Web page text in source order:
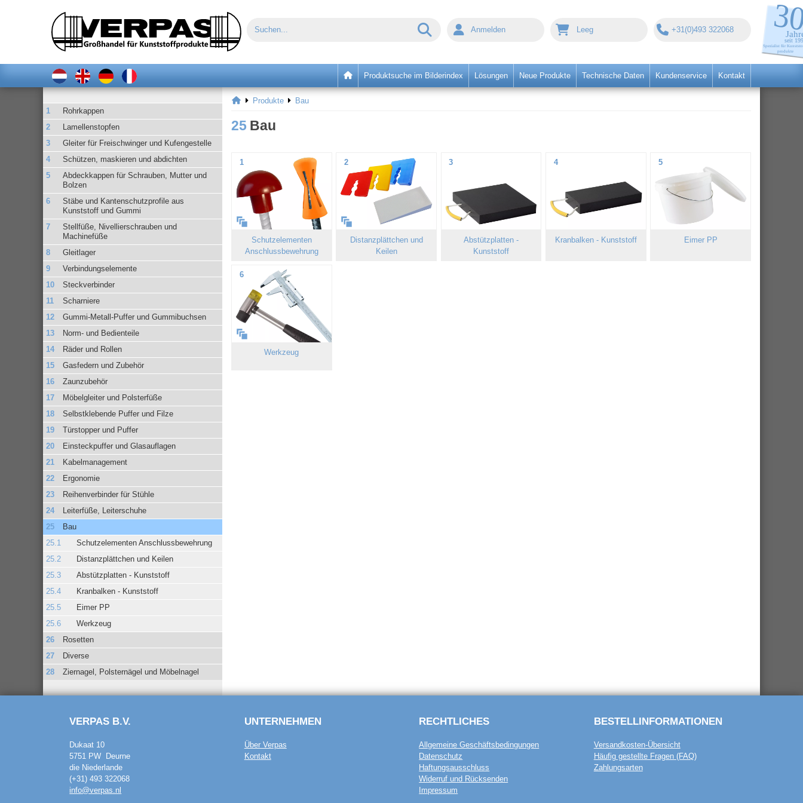
Anmelden Leeg +31(0)493 322068
Produktsuche im Bilderindex Lösungen Neue Produkte Technische Daten Kundenservice Kontakt
Rohrkappen
Lamellenstopfen
Gleiter für Freischwinger und Kufengestelle
Schützen, maskieren und abdichten
Abdeckkappen für Schrauben, Mutter und
Bolzen
Stäbe und Kantenschutzprofile aus
Kunststoff und Gummi
Stellfüße, Nivellierschrauben und
Machinefüße
Gleitlager
Verbindungselemente
Steckverbinder
Scharniere
Gummi-Metall-Puffer und Gummibuchsen
Norm- und Bedienteile
Räder und Rollen
Gasfedern und Zubehör
Zaunzubehör
Möbelgleiter und Polsterfüße
Selbstklebende Puffer und Filze
Türstopper und Puffer
Einsteckpuffer und Glasauflagen
Kabelmanagement
Ergonomie
Reihenverbinder für Stühle
Leiterfüße, Leiterschuhe
Bau
Schutzelementen Anschlussbewehrung
Distanzplättchen und Keilen
Abstützplatten - Kunststoff
Kranbalken - Kunststoff
Eimer PP
Werkzeug
Rosetten
Diverse
Ziernagel, Polsternägel und Möbelnagel
Produkte Bau
25 Bau
1
Schutzelementen
Anschlussbewehrung
2
Distanzplättchen und
Keilen
3
Abstützplatten -
Kunststoff
4
Kranbalken - Kunststoff
5
Eimer PP
6
Werkzeug
VERPAS B.V.
Dukaat 10
5751 PW Deurne
die Niederlande
(+31) 493 322068
info@verpas.nl
UNTERNEHMEN
Über Verpas
Kontakt
RECHTLICHES
Allgemeine Geschäftsbedingungen
Datenschutz
Haftungsausschluss
Widerruf und Rücksenden
Impressum
BESTELL­INFORMATIONEN
Versandkosten-Übersicht
Häufig gestellte Fragen (FAQ)
Zahlungsarten